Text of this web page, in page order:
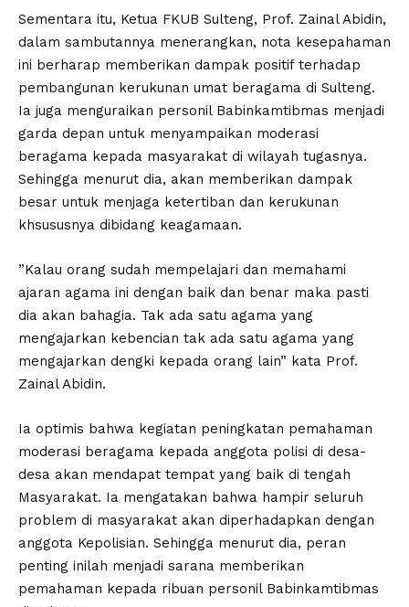
Sementara itu, Ketua FKUB Sulteng, Prof. Zainal Abidin,
dalam sambutannya menerangkan, nota kesepahaman
ini berharap memberikan dampak positif terhadap
pembangunan kerukunan umat beragama di Sulteng.
Ia juga menguraikan personil Babinkamtibmas menjadi
garda depan untuk menyampaikan moderasi
beragama kepada masyarakat di wilayah tugasnya.
Sehingga menurut dia, akan memberikan dampak
besar untuk menjaga ketertiban dan kerukunan
khsususnya dibidang keagamaan.
”Kalau orang sudah mempelajari dan memahami
ajaran agama ini dengan baik dan benar maka pasti
dia akan bahagia. Tak ada satu agama yang
mengajarkan kebencian tak ada satu agama yang
mengajarkan dengki kepada orang lain” kata Prof.
Zainal Abidin.
Ia optimis bahwa kegiatan peningkatan pemahaman
moderasi beragama kepada anggota polisi di desa-
desa akan mendapat tempat yang baik di tengah
Masyarakat. Ia mengatakan bahwa hampir seluruh
problem di masyarakat akan diperhadapkan dengan
anggota Kepolisian. Sehingga menurut dia, peran
penting inilah menjadi sarana memberikan
pemahaman kepada ribuan personil Babinkamtibmas